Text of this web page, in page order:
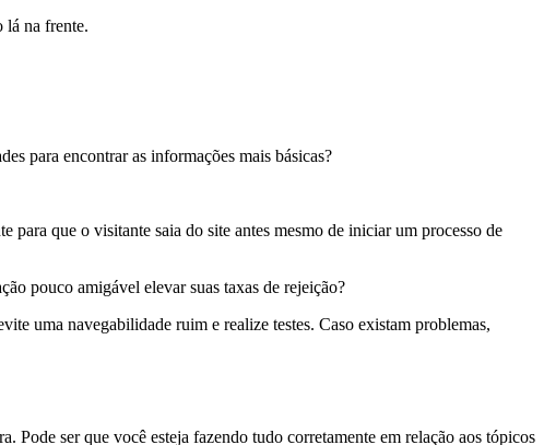
lá na frente.
para encontrar as informações mais básicas?
para que o visitante saia do site antes mesmo de iniciar um processo de
pouco amigável elevar suas taxas de rejeição?
uma navegabilidade ruim e realize testes. Caso existam problemas,
Pode ser que você esteja fazendo tudo corretamente em relação aos tópicos